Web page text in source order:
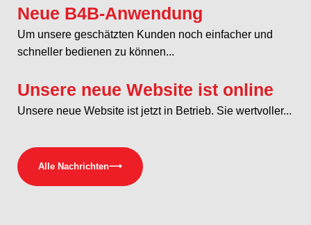
Neue B4B-Anwendung
Um unsere geschätzten Kunden noch einfacher und
schneller bedienen zu können...
Unsere neue Website ist online
Unsere neue Website ist jetzt in Betrieb. Sie wertvoller...
Alle Nachrichten⟶